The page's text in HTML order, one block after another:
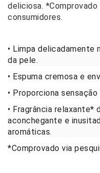
deliciosa.
consumidores.
• Limpa delicadamente
da pele.
• Espuma cremosa e
• Proporciona
• Fragrância relaxante*
aconchegante e
aromáticas.
*Comprovado via